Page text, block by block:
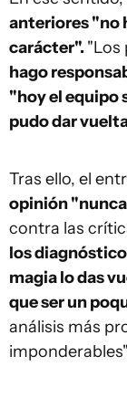
anteriores "no
carácter". "Los
hago
"hoy el equipo
pudo dar
Tras ello, el
opinión
contra las
los
magia lo das
que ser un
análisis más